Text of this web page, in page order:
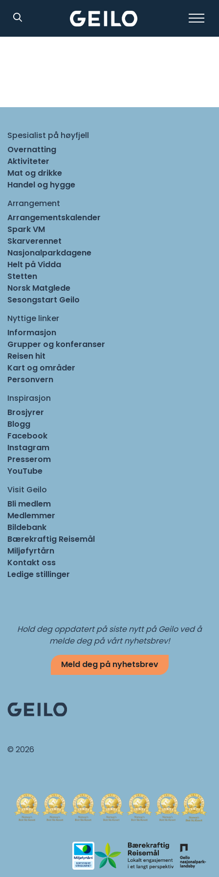
Spesialist på høyfjell
Overnatting
Aktiviteter
Mat og drikke
Handel og hygge
Arrangement
Arrangementskalender
Spark VM
Skarverennet
Nasjonalparkdagene
Helt på Vidda
Stetten
Norsk Matglede
Sesongstart Geilo
Nyttige linker
Informasjon
Grupper og konferanser
Reisen hit
Kart og områder
Personvern
Inspirasjon
Brosjyrer
Blogg
Facebook
Instagram
Presserom
YouTube
Visit Geilo
Bli medlem
Medlemmer
Bildebank
Bærekraftig Reisemål
Miljøfyrtårn
Kontakt oss
Ledige stillinger
Hold deg oppdatert på siste nytt på Geilo ved å
melde deg på vårt nyhetsbrev!
Meld deg på nyhetsbrev
© 2026